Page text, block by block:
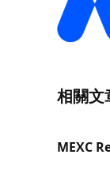
相關文
MEXC